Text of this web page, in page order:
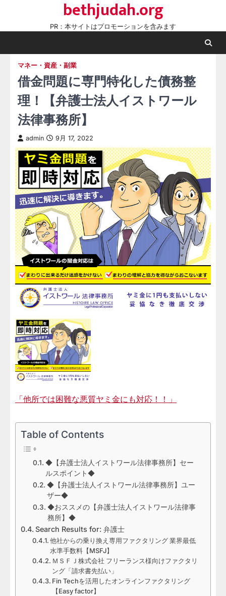
content
bethjudah.org
PR：本サイトはプロモーションを含みます
マネー・資産・副業
借金問題に専門特化した債務整
理！【弁護士法人イストワール
法律事務所】
admin 9月 17, 2022
「他所では困難な悪質ヤミ金にも対応！！」
Table of Contents
◆【弁護士法人イストワール法律事務所】セー
ルスポイント◆
◆【弁護士法人イストワール法律事務所】ユー
ザー◆
◆おススメの【弁護士法人イストワール法律事
務所】◆
Search Results for: 弁護士
他社からの乗り換え専用ファクタリング 業界最低
水準手数料【MSFJ】
ＭＳＦＪ株式会社 フリーランス様向けファクタリ
ング「請求書先払い」
Fin Techを活用したオンラインファクタリング
【Easy factor】